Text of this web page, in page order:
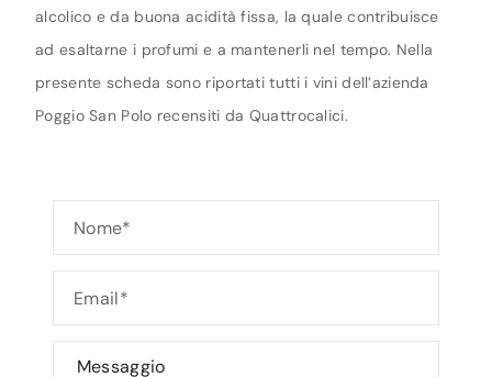
alcolico e da buona acidità fissa, la quale contribuisce
ad esaltarne i profumi e a mantenerli nel tempo. Nella
presente scheda sono riportati tutti i vini dell’azienda
Poggio San Polo recensiti da Quattrocalici.